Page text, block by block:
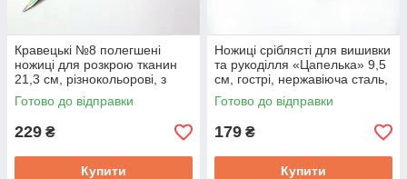
Кравецькі №8 полегшені
ножиці для розкрою тканин
21,3 см, різнокольорові, з
прогумованими ручками,
нержавіюча сталь
Готово до відправки
229 ₴
Купити
Ножиці сріблясті для вишивки
та рукоділля «Цапелька» 9,5
см, гострі, нержавіюча сталь,
декоративні
Готово до відправки
179 ₴
Купити